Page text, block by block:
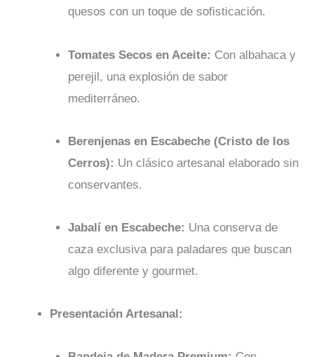
quesos con un toque de sofisticación.
Tomates Secos en Aceite: Con albahaca y
perejil, una explosión de sabor
mediterráneo.
Berenjenas en Escabeche (Cristo de los
Cerros): Un clásico artesanal elaborado sin
conservantes.
Jabalí en Escabeche: Una conserva de
caza exclusiva para paladares que buscan
algo diferente y gourmet.
Presentación Artesanal: